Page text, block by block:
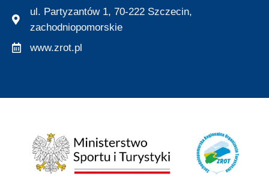
ul. Partyzantów 1, 70-222 Szczecin,
zachodniopomorskie
www.zrot.pl